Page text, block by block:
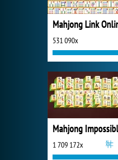
Mahjong Link
531 090x
Mahjong
1 709 172x